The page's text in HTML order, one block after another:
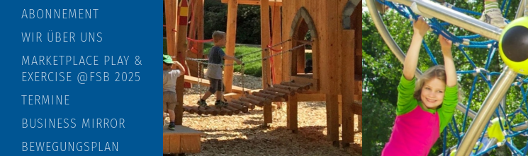
ABONNEMENT
WIR ÜBER UNS
MARKETPLACE PLAY &
EXERCISE @FSB 2025
TERMINE
BUSINESS MIRROR
BEWEGUNGSPLAN